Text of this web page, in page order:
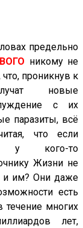
предельно
никому не
проникнув к
новые
с их
паразиты, всё
что если
у кого-то
Жизни не
и им? Они даже
есть
течение многих
лет,